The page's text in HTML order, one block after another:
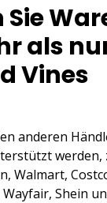
Sie
als
Vines
anderen
Walmart,
Shein